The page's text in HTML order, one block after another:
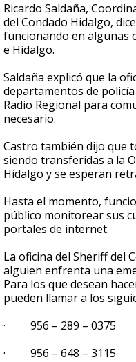
Ricardo Saldaña,
del Condado Hidalgo,
funcionando en algunas
e Hidalgo.
Saldaña explicó que la
departamentos de
Radio Regional para
necesario.
Castro también dijo que
siendo transferidas a la
Hidalgo y se esperan
Hasta el momento,
público monitorear sus
portales de internet.
La oficina del Sheriff del
alguien enfrenta una
Para los que desean
pueden llamar a los
· 956 – 289 – 0375
· 956 – 648 – 3115